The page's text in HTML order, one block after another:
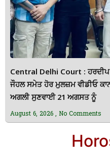
Central Delhi Court : ਹਰਦੀਪ
ਜੌਹਲ ਸਮੇਤ ਹੋਰ ਮੁਲਜ਼ਮ ਵੀਡੀਓ
ਅਗਲੀ ਸੁਣਵਾਈ 21 ਅਗਸਤ ਨੂੰ
August 6, 2026 No Comments